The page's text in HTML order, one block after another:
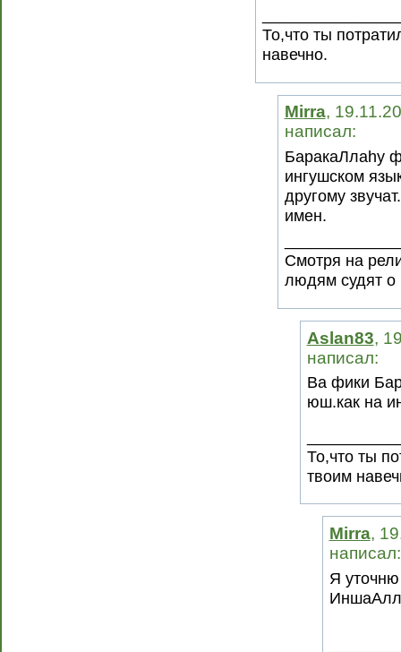
То,что ты
навечно.
Mirra,
написал:
БаракаЛлаhу
ингушском
другому
имен.
Смотря на
людям судят о
Aslan83,
написал:
Ва фики
юш.как на
То,что ты
твоим
Mirra,
написал:
Я